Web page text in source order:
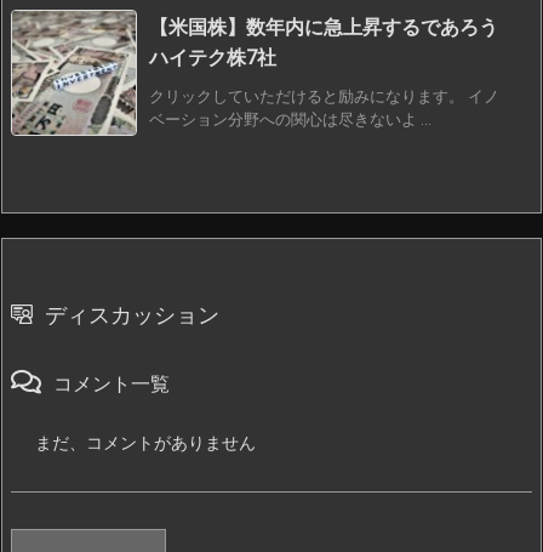
【米国株】数年内に急上昇するであろう
ハイテク株7社
クリックしていただけると励みになります。 イノ
ベーション分野への関心は尽きないよ ...
ディスカッション
コメント一覧
まだ、コメントがありません